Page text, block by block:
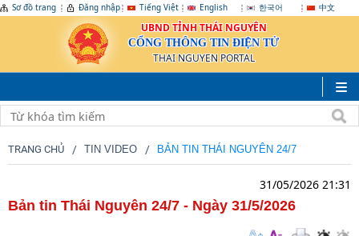
Sơ đồ trang Đăng nhập Tiếng Việt English 한국어 中文
UBND TỈNH THÁI NGUYÊN
CỔNG THÔNG TIN ĐIỆN TỬ
THAI NGUYEN PORTAL
TRANG CHỦ TIN VIDEO BẢN TIN THÁI NGUYÊN 24/7
31/05/2026 21:31
Bản tin Thái Nguyên 24/7 - Ngày 31/5/2026